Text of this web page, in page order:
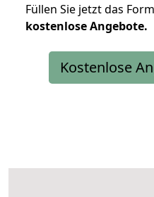
Füllen Sie jetzt das
kostenloseAngebote.
Kostenlose